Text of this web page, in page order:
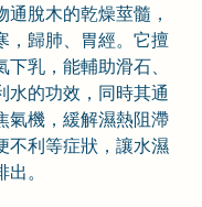
脫木的乾燥莖髓，
，歸肺、胃經。它擅
乳，能輔助滑石、
水的功效，同時其通
氣機，緩解濕熱阻滯
不利等症狀，讓水濕
。